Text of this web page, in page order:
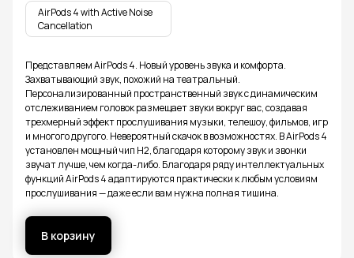
AirPods 4 with Active Noise
Cancellation
Представляем AirPods 4. Новый уровень звука и комфорта.
Захватывающий звук, похожий на театральный.
Персонализированный пространственный звук с динамическим
отслеживанием головок размещает звуки вокруг вас, создавая
трехмерный эффект прослушивания музыки, телешоу, фильмов, игр
и многого другого. Невероятный скачок в возможностях. В AirPods 4
установлен мощный чип H2, благодаря которому звук и звонки
звучат лучше, чем когда-либо. Благодаря ряду интеллектуальных
функций AirPods 4 адаптируются практически к любым условиям
прослушивания — даже если вам нужна полная тишина.
В корзину